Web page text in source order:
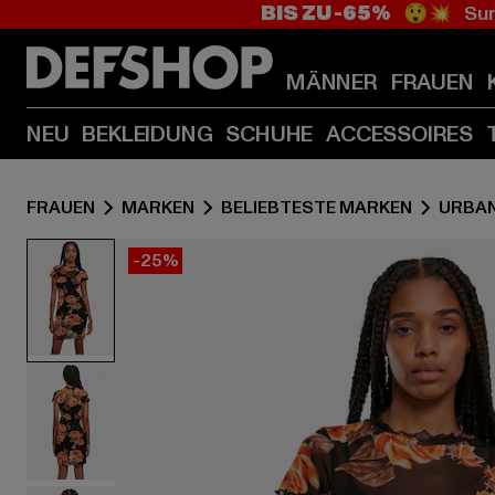
BIS ZU -65% 😲💥
MÄNNER FRAUEN
NEU BEKLEIDUNG SCHUHE ACCESSOIRES
FRAUEN MARKEN BELIEBTESTE MARKEN
-25%